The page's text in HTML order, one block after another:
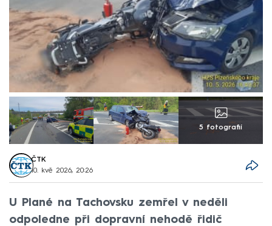
5 fotografií
ČTK
10. kvě 2026, 20:26
U Plané na Tachovsku zemřel v neděli
odpoledne při dopravní nehodě řidič